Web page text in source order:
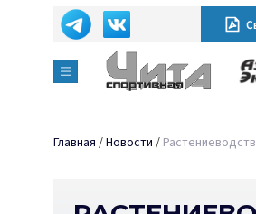
Главная /Новости /